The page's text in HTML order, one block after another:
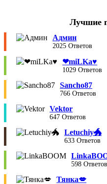
Лучшие
Админ
2025 Ответов
❤︎miLKa♥︎
1029 Ответов
Sancho87
766 Ответов
Vektor
647 Ответов
Letuchiy🐲
633 Ответов
598 Ответов
Тянка💋